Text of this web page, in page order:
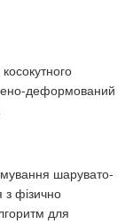
деформований
шарувато-
з фізично
для